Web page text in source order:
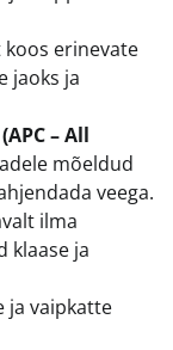
koos erinevate
jaoks ja
– All
mõeldud
veega.
ilma
klaase ja
ja vaipkatte